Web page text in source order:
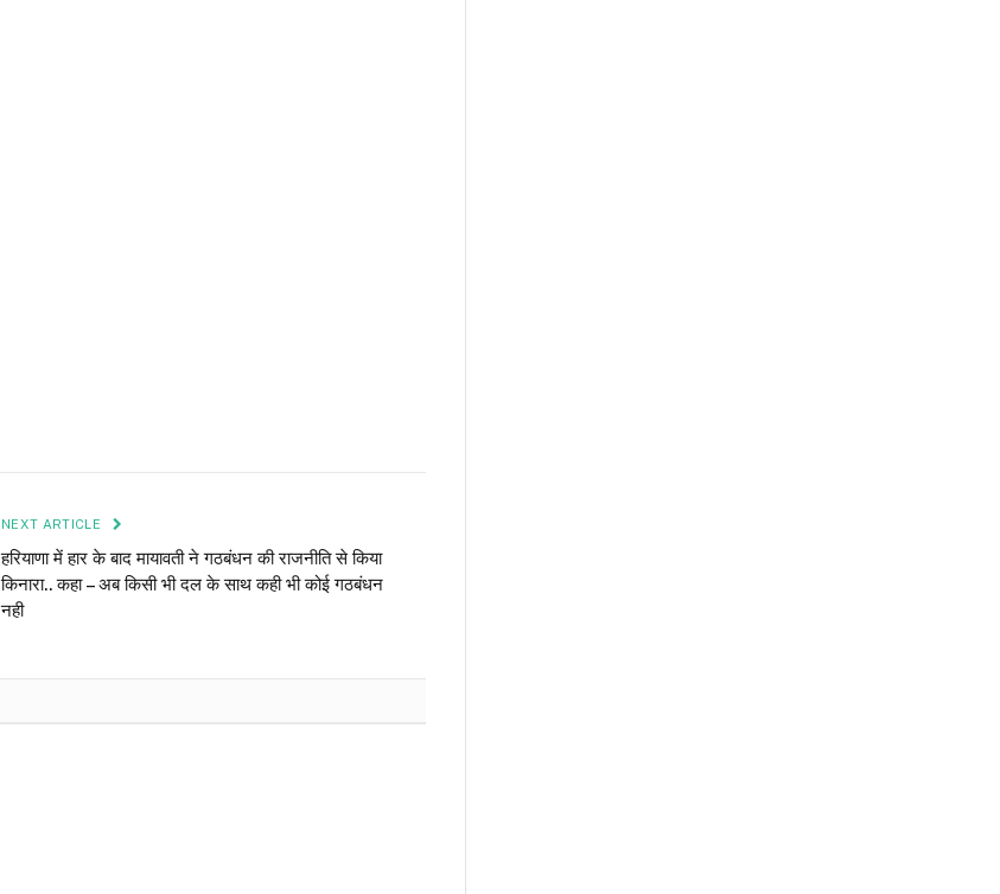
NEXT ARTICLE
हरियाणा में हार के बाद मायावती ने गठबंधन की राजनीति से किया
किनारा.. कहा – अब किसी भी दल के साथ कही भी कोई गठबंधन
नही